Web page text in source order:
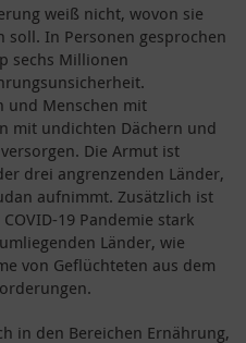
weiß nicht, wovon sie
soll. In Personen gesprochen
sechs Millionen
und Menschen mit
mit undichten Dächern und
Die Armut ist
drei angrenzenden Länder,
aufnimmt. Zusätzlich ist
19 Pandemie stark
Länder, wie
von Geflüchteten aus dem
in den Bereichen Ernährung,